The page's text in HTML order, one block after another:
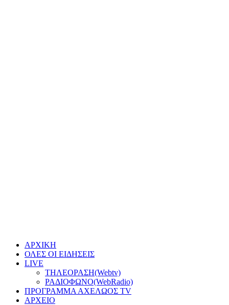
ΑΡΧΙΚΗ
ΟΛΕΣ ΟΙ ΕΙΔΗΣΕΙΣ
LIVE
ΤΗΛΕΟΡΑΣΗ(Webtv)
ΡΑΔΙΟΦΩΝΟ(WebRadio)
ΠΡΟΓΡΑΜΜΑ ΑΧΕΛΩΟΣ TV
ΑΡΧΕΙΟ